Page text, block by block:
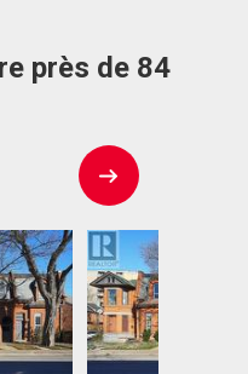
près de 84